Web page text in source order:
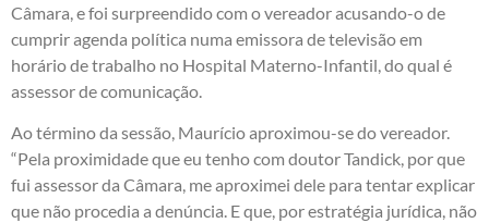
Câmara, e foi surpreendido com o vereador acusando-o de
cumprir agenda política numa emissora de televisão em
horário de trabalho no Hospital Materno-Infantil, do qual é
assessor de comunicação.
Ao término da sessão, Maurício aproximou-se do vereador.
“Pela proximidade que eu tenho com doutor Tandick, por que
fui assessor da Câmara, me aproximei dele para tentar explicar
que não procedia a denúncia. E que, por estratégia jurídica, não